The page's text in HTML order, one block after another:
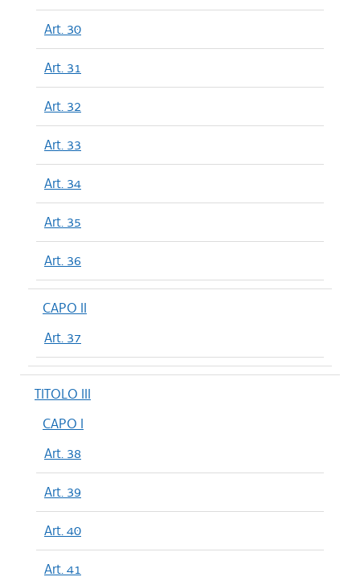
Art. 30
Art. 31
Art. 32
Art. 33
Art. 34
Art. 35
Art. 36
CAPO II
Art. 37
TITOLO III
CAPO I
Art. 38
Art. 39
Art. 40
Art. 41